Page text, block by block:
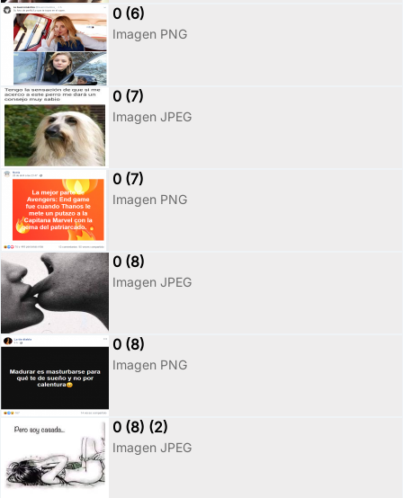
0 (6)
Imagen PNG
0 (7)
Imagen JPEG
0 (7)
Imagen PNG
0 (8)
Imagen JPEG
0 (8)
Imagen PNG
0 (8) (2)
Imagen JPEG